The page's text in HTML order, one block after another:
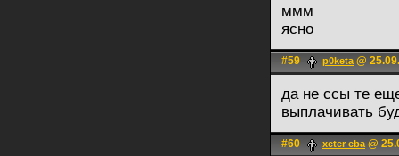
ммм
ясно
#59 p0keta@
да не ссы те
выплачивать
#60 xeter eba@